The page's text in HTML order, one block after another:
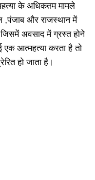
के अधिकतम मामले
और राजस्थान में
अवसाद में ग्रस्त होने
एक आत्महत्या करता है तो
हो जाता है।